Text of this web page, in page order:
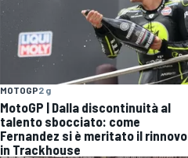
MOTOGP2 g
MotoGP | Dalla discontinuità al
talento sbocciato: come
Fernandez si è meritato il rinnovo
in Trackhouse